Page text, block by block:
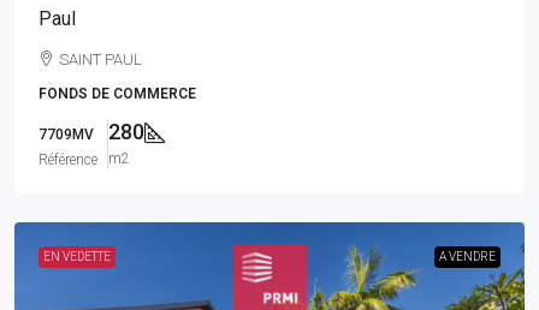
Paul
SAINT PAUL
FONDS DE COMMERCE
7709MV
Référence
280
m2
EN VEDETTE A VENDRE